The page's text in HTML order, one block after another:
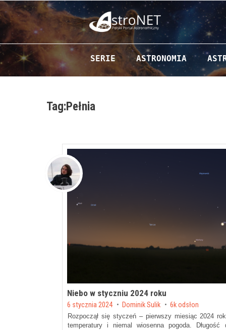
Przejdź do zawartości
SERIE ASTRONOMIA
Tag:Pełnia
Niebo w styczniu 2024 roku
Posted on
6 stycznia 2024 by Dominik Sulik 6k odsłon
Rozpoczął się styczeń – pierwszy miesiąc 2024
temperatury i niemal wiosenna pogoda.